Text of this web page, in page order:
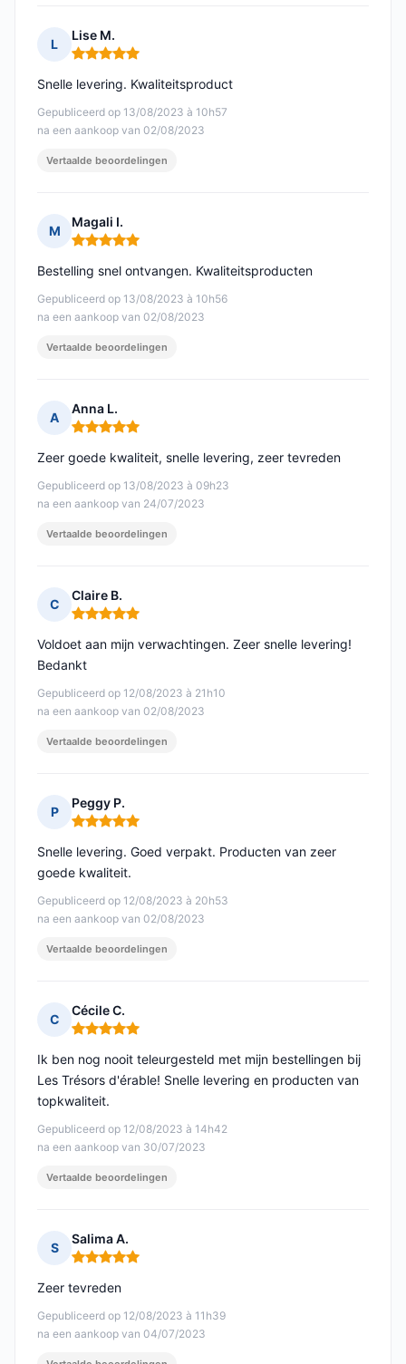
L
Lise M.
Opmerking: 5 van 5
Gepubliceerd op 13/08/2023 à 10h57
na een aankoop van 02/08/2023
Snelle levering. Kwaliteitsproduct
Vertaalde beoordelingen
M
Magali I.
Opmerking: 5 van 5
Gepubliceerd op 13/08/2023 à 10h56
na een aankoop van 02/08/2023
Bestelling snel ontvangen. Kwaliteitsproducten
Vertaalde beoordelingen
A
Anna L.
Opmerking: 5 van 5
Gepubliceerd op 13/08/2023 à 09h23
na een aankoop van 24/07/2023
Zeer goede kwaliteit, snelle levering, zeer tevreden
Vertaalde beoordelingen
C
Claire B.
Opmerking: 5 van 5
Gepubliceerd op 12/08/2023 à 21h10
na een aankoop van 02/08/2023
Voldoet aan mijn verwachtingen. Zeer snelle levering!
Bedankt
Vertaalde beoordelingen
P
Peggy P.
Opmerking: 5 van 5
Gepubliceerd op 12/08/2023 à 20h53
na een aankoop van 02/08/2023
Snelle levering. Goed verpakt. Producten van zeer
goede kwaliteit.
Vertaalde beoordelingen
C
Cécile C.
Opmerking: 5 van 5
Gepubliceerd op 12/08/2023 à 14h42
na een aankoop van 30/07/2023
Ik ben nog nooit teleurgesteld met mijn bestellingen bij
Les Trésors d'érable! Snelle levering en producten van
topkwaliteit.
Vertaalde beoordelingen
S
Salima A.
Opmerking: 5 van 5
Gepubliceerd op 12/08/2023 à 11h39
na een aankoop van 04/07/2023
Zeer tevreden